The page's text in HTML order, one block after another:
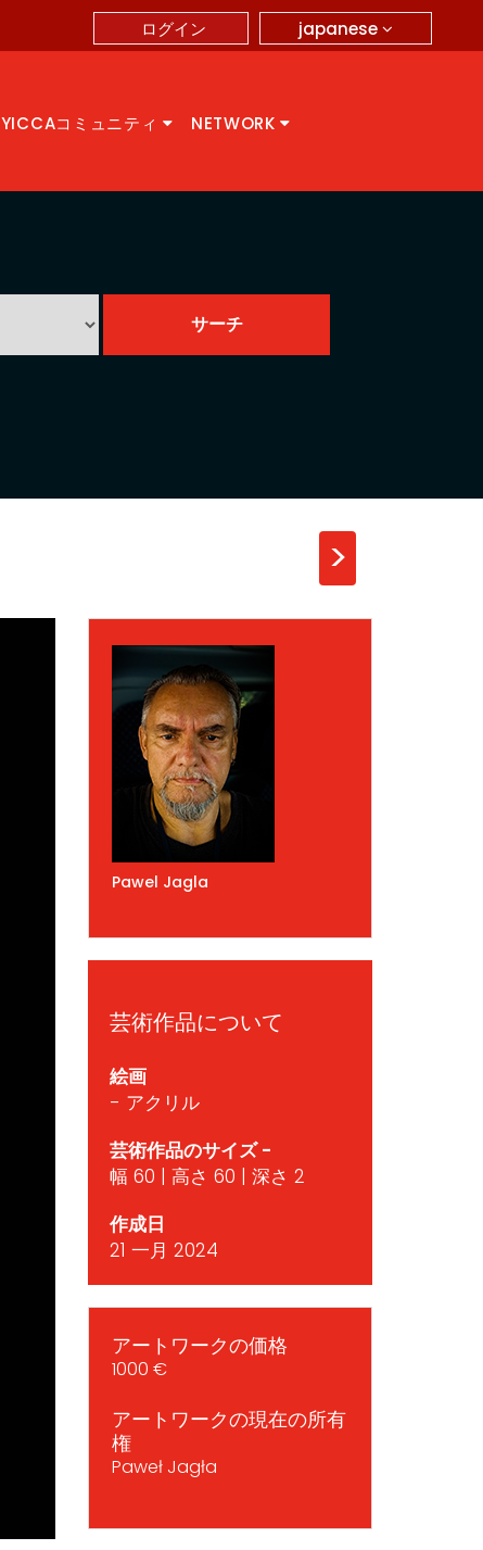
japanese
ログイン
YICCAコミュニティ NETWORK
>
Pawel Jagla
芸術作品について
絵画
- アクリル
芸術作品のサイズ -
幅 60 | 高さ 60 | 深さ 2
作成日
21 一月 2024
アートワークの価格
1000 €
アートワークの現在の所有
権
Paweł Jagła